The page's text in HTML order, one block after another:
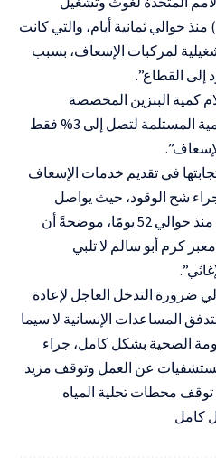
منذ حوالي ثمانية أيام، والتي كانت
لمركبات الإسعاف، بسبب
إلى القطاع”.
كمية البنزين المخصصة
للجمعية، كانت قد تراجعت الكمية المستلمة لتصل إلى 3% فقط
في تقديم خدمات الإسعاف
جراء شح الوقود، حيث يواصل
الاحتلال إغلاق معبر رفح البري منذ حوالي 52 يومًا، موضحةً أن
كرم أبو سالم لا تلبي
ضرورة التدخل العاجل لإعادة
المساعدات الإنسانية لا سيما
الصحية بشكل كامل، جراء
عن العمل وتوقف مزيد
محطات تحلية المياه
كامل